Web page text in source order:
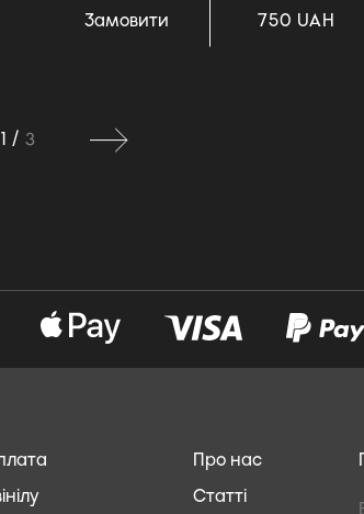
Замовити 750 UAH
1 / 3
Про нас
Статті